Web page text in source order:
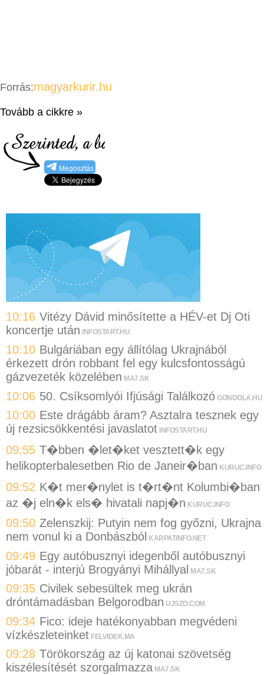
Forrás:magyarkurir.hu
Tovább a cikkre »
Megosztás
10:16 Vitézy Dávid minősítette a HÉV-et Dj Oti
koncertje után
INFOSTART.HU
10:10 Bulgáriában egy állítólag Ukrajnából
érkezett drón robbant fel egy kulcsfontosságú
gázvezeték közelében MA7.SK
10:06 50. Csíksomlyói Ifjúsági Találkozó GONDOLA.HU
10:00 Este drágább áram? Asztalra tesznek egy
új rezsicsökkentési javaslatot INFOSTART.HU
09:55 T�bben �let�ket vesztett�k egy
helikopterbalesetben Rio de Janeir�ban KURUC.INFO
09:52 K�t mer�nylet is t�rt�nt Kolumbi�ban
az �j eln�k els� hivatali napj�n KURUC.INFO
09:50 Zelenszkij: Putyin nem fog győzni, Ukrajna
nem vonul ki a Donbászból
KARPATINFO.NET
09:49 Egy autóbusznyi idegenből autóbusznyi
jóbarát - interjú Brogyányi Mihállyal MA7.SK
09:35 Civilek sebesültek meg ukrán
dróntámadásban Belgorodban UJSZO.COM
09:34 Fico: ideje hatékonyabban megvédeni
vízkészleteinket FELVIDEK.MA
09:28 Törökország az új katonai szövetség
kiszélesítését szorgalmazza MA7.SK